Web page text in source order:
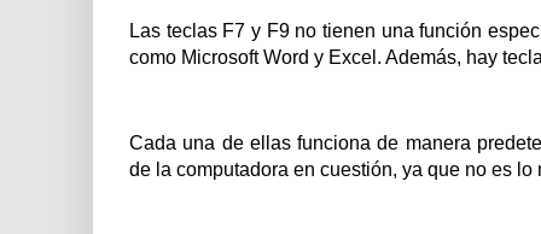
Las teclas F7 y F9 no tienen una función
como Microsoft Word y Excel. Además, hay
Cada una de ellas funciona de manera
de la computadora en cuestión, ya que no es